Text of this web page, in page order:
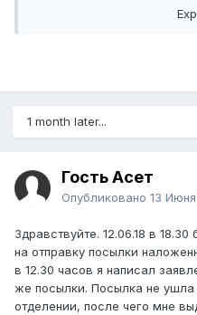
Могу ли я отказаться от
1 month later...
Гость Асет
Опубликовано 13
Здравствуйте. 12.06.18 в
на отправку посылки
в 12.30 часов я написал
же посылки. Посылка не
отделении, после чего мне